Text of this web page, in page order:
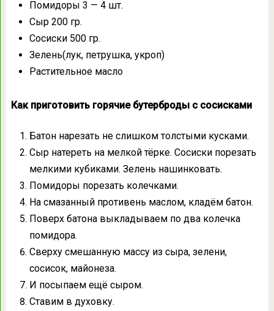
Помидоры 3 — 4 шт.
Сыр 200 гр.
Сосиски 500 гр.
Зелень(лук, петрушка, укроп)
Растительное масло
Как приготовить горячие бутерброды с сосисками
Батон нарезать не слишком толстыми кусками.
Сыр натереть на мелкой тёрке. Сосиски порезать
мелкими кубиками. Зелень нашинковать.
Помидоры порезать колечками.
На смазанный противень маслом, кладём батон.
Поверх батона выкладываем по два колечка
помидора.
Сверху смешанную массу из сыра, зелени,
сосисок, майонеза.
И посыпаем ещё сыром.
Ставим в духовку.